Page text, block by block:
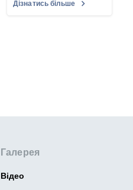
Дізнатись більше
Галерея
Відео